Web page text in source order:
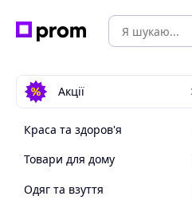
Акції
Краса та здоров'я
Товари для дому
Одяг та взуття